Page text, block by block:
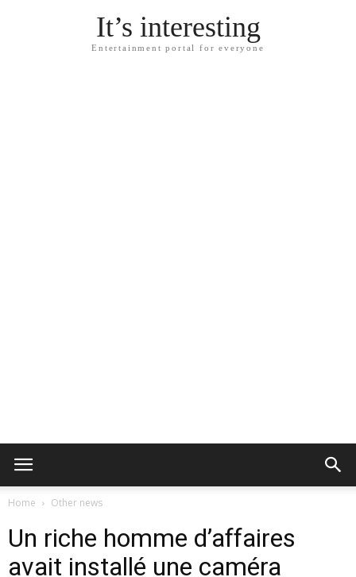
It’s interesting
Entertainment portal for everyone
Home Other news
Un riche homme d’affaires
avait installé une caméra